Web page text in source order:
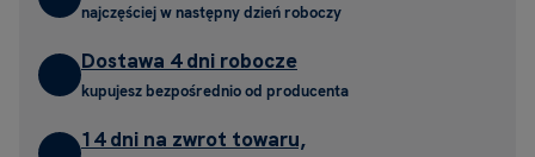
najczęściej w następny dzień roboczy
Dostawa 4 dni robocze
kupujesz bezpośrednio od producenta
14 dni na zwrot towaru,